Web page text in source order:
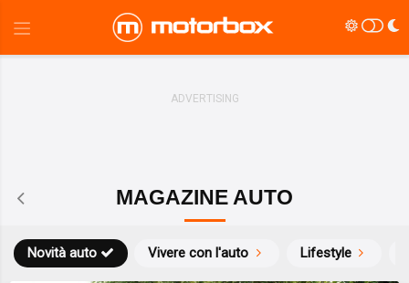
MAGAZINE AUTO
Novità auto Vivere con l'auto Lifestyle